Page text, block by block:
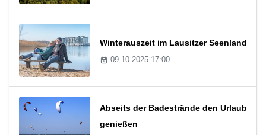
Winterauszeit im Lausitzer Seenland
09.10.2025 17:00
Abseits der Badestrände den Urlaub
genießen